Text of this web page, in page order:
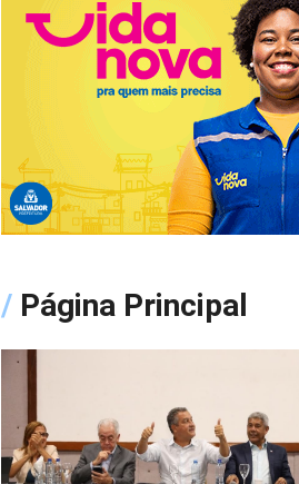
/ Página Principal